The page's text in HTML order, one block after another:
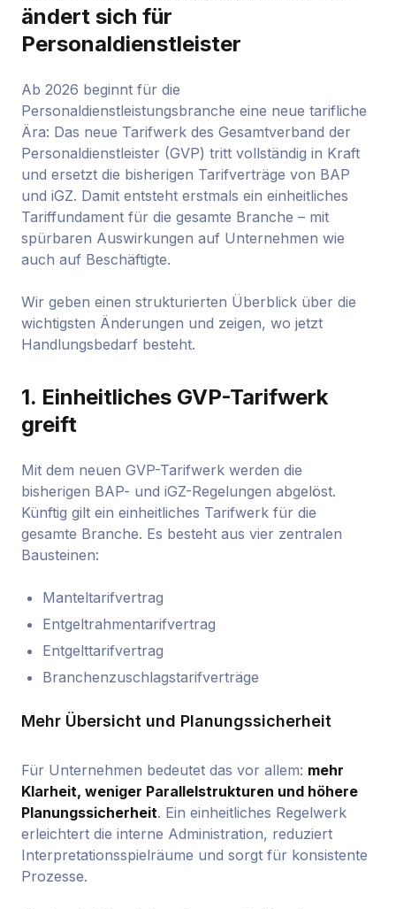
ändert sich für
Personaldienstleister
Ab 2026 beginnt für die
Personaldienstleistungsbranche eine neue tarifliche
Ära: Das neue Tarifwerk des Gesamtverband der
Personaldienstleister (GVP) tritt vollständig in Kraft
und ersetzt die bisherigen Tarifverträge von BAP
und iGZ. Damit entsteht erstmals ein einheitliches
Tariffundament für die gesamte Branche – mit
spürbaren Auswirkungen auf Unternehmen wie
auch auf Beschäftigte.
Wir geben einen strukturierten Überblick über die
wichtigsten Änderungen und zeigen, wo jetzt
Handlungsbedarf besteht.
1. Einheitliches GVP-Tarifwerk
greift
Mit dem neuen GVP-Tarifwerk werden die
bisherigen BAP- und iGZ-Regelungen abgelöst.
Künftig gilt ein einheitliches Tarifwerk für die
gesamte Branche. Es besteht aus vier zentralen
Bausteinen:
Manteltarifvertrag
Entgeltrahmentarifvertrag
Entgelttarifvertrag
Branchenzuschlagstarifverträge
Mehr Übersicht und Planungssicherheit
Für Unternehmen bedeutet das vor allem: mehr
Klarheit, weniger Parallelstrukturen und höhere
Planungssicherheit. Ein einheitliches Regelwerk
erleichtert die interne Administration, reduziert
Interpretationsspielräume und sorgt für konsistente
Prozesse.